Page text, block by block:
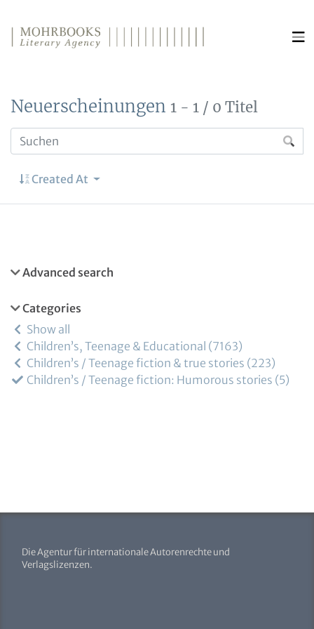
Neuerscheinungen 1 - 1 / 0 Titel
Created At
Advanced search
Categories
Show all
Children’s, Teenage & Educational
7163
Children’s / Teenage fiction & true stories 223
Children’s / Teenage fiction: Humorous stories 5
Die Agentur für internationale Autorenrechte und
Verlagslizenzen.